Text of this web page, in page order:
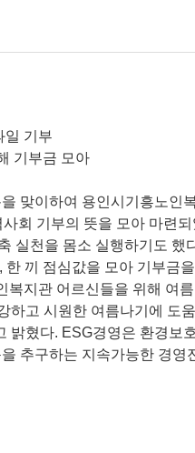
일 기부
기부금 모아
맞이하여 용인시기흥노인
회 기부의 뜻을 모아 마련되
실천을 몸소 실행하기도 했
끼 점심값을 모아 기부금
지관 어르신들을 위해 여
고 시원한 여름나기에 도
혔다. ESG경영은 환경보
추구하는 지속가능한 경영